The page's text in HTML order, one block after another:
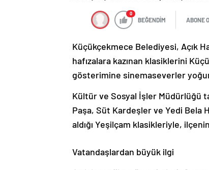
0
BEĞENDİM ABONE
Küçükçekmece Belediyesi, Açık
hafızalara kazınan klasiklerini
gösterimine sinemaseverler
Kültür ve Sosyal İşler Müdürlüğü
Paşa, Süt Kardeşler ve Yedi Bela
aldığı Yeşilçam klasikleriyle,
Vatandaşlardan büyük ilgi